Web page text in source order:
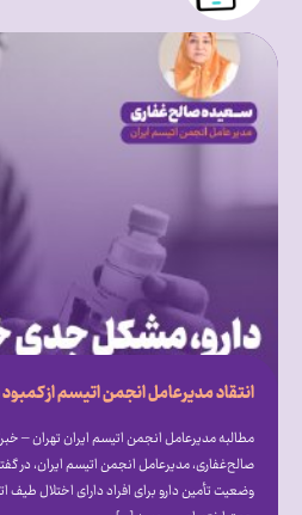
انتقاد مدیرعامل انجمن اتیسم از کمبود
مطالبه مدیرعامل انجمن اتیسم ایران تهران –
صالح‌غفاری، مدیرعامل انجمن اتیسم ایران، در
وضعیت تأمین دارو برای افراد دارای اختلال